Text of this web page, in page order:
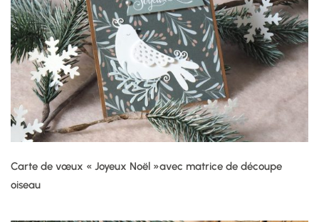
Carte de vœux « Joyeux Noël »avec matrice de découpe
oiseau